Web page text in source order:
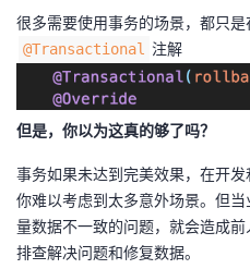
发
者
我
的
博
我
的
我
很多需要使用事务的场景，都只
@Transactional 注解
但是，你以为这真的够了吗？
事务如果未达到完美效果，在开
你难以考虑到太多意外场景。但
量数据不一致的问题，就会造成
排查解决问题和修复数据。